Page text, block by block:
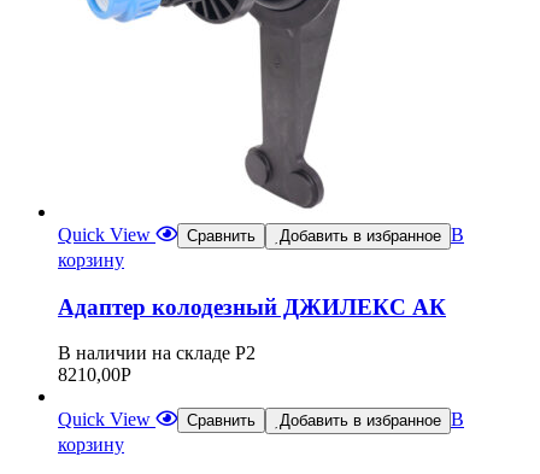
Quick View Сравнить Добавить в избранное В
корзину
Адаптер колодезный ДЖИЛЕКС АК
В наличии на складе Р2
8210,00Р
Quick View Сравнить Добавить в избранное В
корзину